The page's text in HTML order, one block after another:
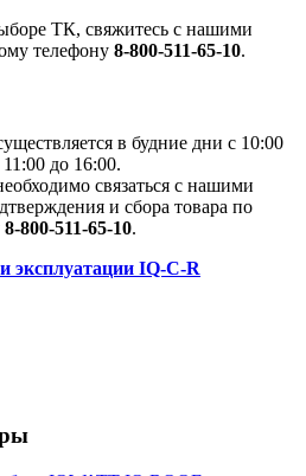
ТК, свяжитесь с нашими
телефону 8-800-511-65-10.
в будние дни с 10:00
до 16:00.
связаться с нашими
и сбора товара по
8-800-511-65-10.
эксплуатации IQ-C-R